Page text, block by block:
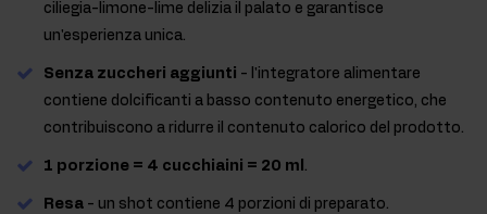
ciliegia-limone-lime delizia il palato e garantisce
un'esperienza unica.
Senza zuccheri aggiunti - l'integratore alimentare
contiene dolcificanti a basso contenuto energetico, che
contribuiscono a ridurre il contenuto calorico del prodotto.
1 porzione = 4 cucchiaini = 20 ml .
Resa - un shot contiene 4 porzioni di preparato.